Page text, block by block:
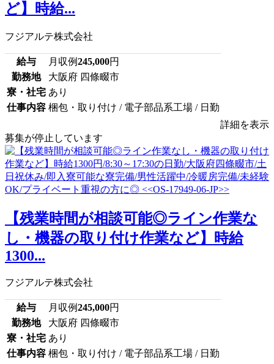
ど】時給...
フジアルテ株式会社
給与 月収例245,000円
勤務地
大阪府 四條畷市
寮・社宅 あり
仕事内容 梱包・取り付け / 電子部品系工場 / 日勤
詳細を表示
募集が停止しています
【残業時間が相談可能◎ライン作業な
し・機器の取り付け作業など】時給
1300...
フジアルテ株式会社
給与 月収例245,000円
勤務地
大阪府 四條畷市
寮・社宅 あり
仕事内容 梱包・取り付け / 電子部品系工場 / 日勤